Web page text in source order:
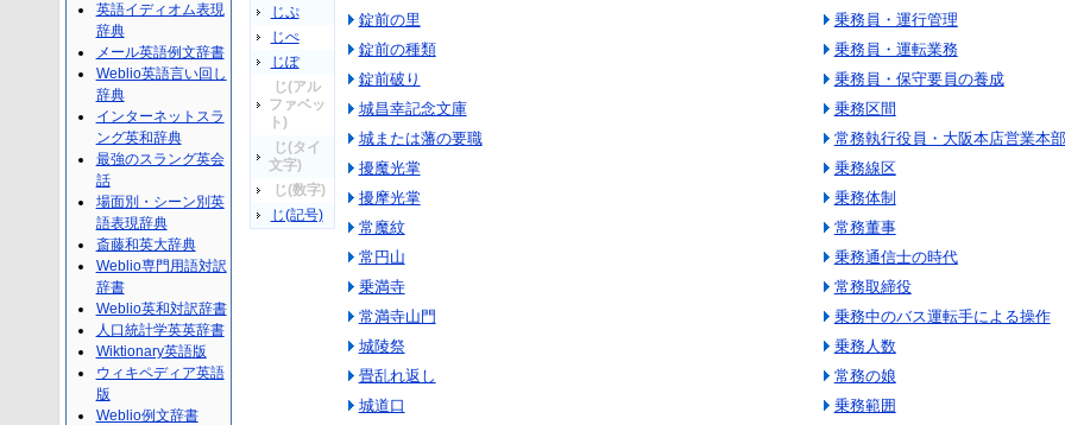
じぷ
じぺ
じぽ
じ(アル
ファベッ
ト)
じ(タイ
文字)
じ(数字)
じ(記号)
錠前の里
錠前の種類
錠前破り
城昌幸記念文庫
城または藩の要職
擾魔光掌
擾摩光掌
常魔紋
常円山
乗満寺
常満寺山門
城陵祭
畳乱れ返し
城道口
乗務員・運行管理
乗務員・運転業務
乗務員・保守要員の養成
乗務区間
常務執行役員・大阪本店営業本
乗務線区
乗務体制
常務董事
乗務通信士の時代
常務取締役
乗務中のバス運転手による操作
乗務人数
常務の娘
乗務範囲
英語イディオム表現
辞典
メール英語例文辞書
Weblio英語言い回し
辞典
インターネットスラ
ング英和辞典
最強のスラング英会
話
場面別・シーン別英
語表現辞典
斎藤和英大辞典
Weblio専門用語対訳
辞書
Weblio英和対訳辞書
人口統計学英英辞書
Wiktionary英語版
ウィキペディア英語
版
Weblio例文辞書